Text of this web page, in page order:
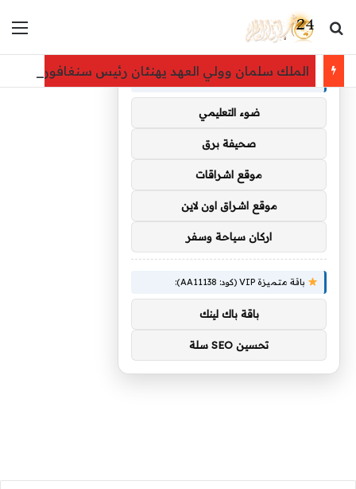
بحث عن
الملك سلمان وولي العهد يهنئان رئيس سنغافورة
توصيات :
ضوء التعليمي
صحيفة برق
موقع اشراقات
موقع اشراق اون لاين
اركان سياحة وسفر
باقة متميزة VIP (كود: AA11138):
باقة باك لينك
تحسين SEO سلة